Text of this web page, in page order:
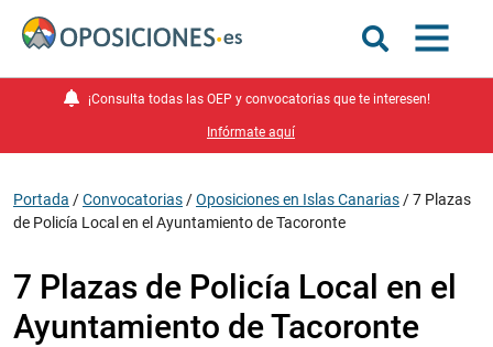
¡Consulta todas las OEP y convocatorias que te interesen!
Infórmate aquí
Portada /Convocatorias /Oposiciones en Islas Canarias /7 Plazas
de Policía Local en el Ayuntamiento de Tacoronte
7 Plazas de Policía Local en el
Ayuntamiento de Tacoronte